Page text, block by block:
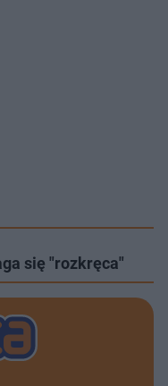
się "rozkręca"